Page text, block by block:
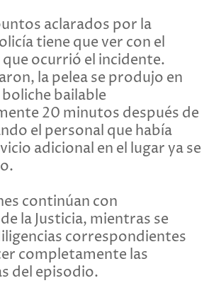
aclarados por la
tiene que ver con el
ocurrió el incidente.
la pelea se produjo en
bailable
20 minutos después de
el personal que había
adicional en el lugar ya se
continúan con
la Justicia, mientras se
correspondientes
completamente las
del episodio.